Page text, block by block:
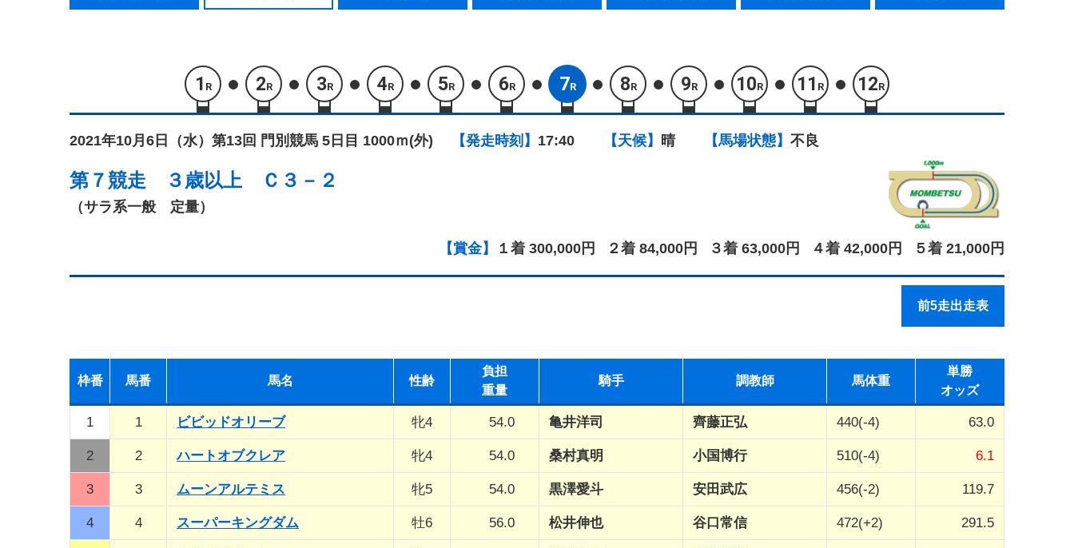
1 R 2R 3R 4R 5R 6R 7R 8R 9R 10R 11 R 12R
2021年10月6日（水） 第13回 門別競馬 5日目 1000ｍ(外) 【発走時刻】 17:40 【天候】 晴 【馬場状態】 不良
第７競走 ３歳以上 Ｃ３－２
（サラ系一般 定量）
【賞金】 １着 300,000円 ２着 84,000円 ３着 63,000円 ４着 42,000円 ５着 21,000円
前5走出走表
枠番 馬番 馬名 性齢
負担
重量
騎手 調教師 馬体重
単勝
オッズ
1 1 ビビッドオリーブ 牝4 54.0 亀井洋司 齊藤正弘 440(-4) 63.0
2 2 ハートオブクレア 牝4 54.0 桑村真明 小国博行 510(-4) 6.1
3 3 ムーンアルテミス 牝5 54.0 黒澤愛斗 安田武広 456(-2) 119.7
4 4 スーパーキングダム 牡6 56.0 松井伸也 谷口常信 472(+2) 291.5